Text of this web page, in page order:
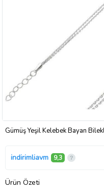
Gümüş Yeşil Kelebek Bayan
indirimliavm 9,3
Ürün Özeti